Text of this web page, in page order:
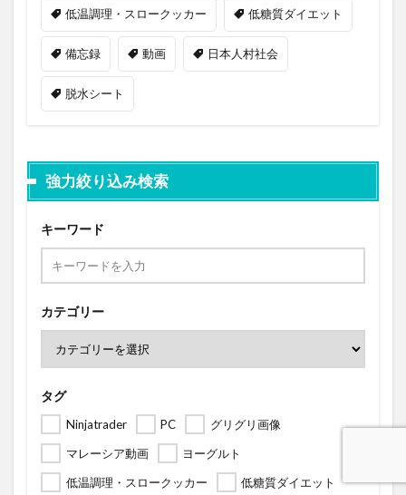
低温調理・スロークッカー 低糖質ダイエット
備忘録 動画 日本人村社会
脱水シート
強力絞り込み検索
キーワード
カテゴリー
タグ
Ninjatrader PC
グリグリ画像
マレーシア動画
ヨーグルト
低温調理・スロークッカー
低糖質ダイエット